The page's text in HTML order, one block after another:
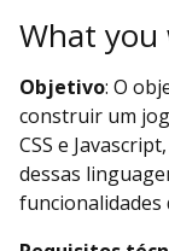
What you
Objetivo: O
construir um
CSS e
dessas
funcionalidades